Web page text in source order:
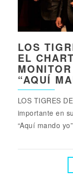
LOS
EL
“AQUÍ
LOS TIGRES
importante en
“Aquí mando